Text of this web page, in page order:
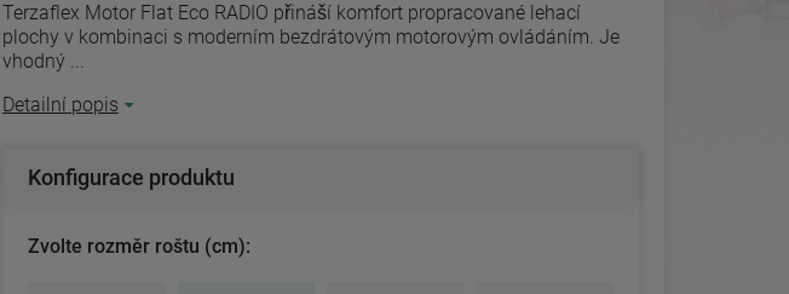
Terzaflex Motor Flat Eco RADIO přináší komfort propracované lehací
plochy v kombinaci s moderním bezdrátovým motorovým ovládáním. Je
vhodný ...
Detailní popis
Konfigurace produktu
Zvolte rozměr roštu (cm):